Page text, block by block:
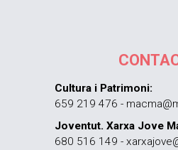
Cultura i Patrimoni:
659 219 476 -
Joventut. Xarxa Jove
680 516 149 -